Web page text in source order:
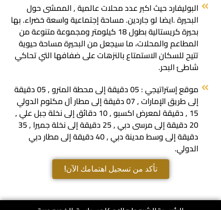
البوليفارد حيث اكبر عدد محلات عالمية , الممشى حول
البحيرة .ايضا لو جاردين. مساحة إجتماعية واسعة خضراء. بها
بحيرة كريستالية بطول 18 كيلومتر ومجموعة متنوعة من
المطاعم والمحلات، ما سيجعل من البحيرة مساحة حيوية
تتيح للسكان الاستمتاع بالنزهات على ضفافها التي تحاكي
شاطئ البحر.
موقع إستراتيجي : 05 دقيقة إلى محطة المترو , 05 دقيقة
إلى طريق الإمارات , 07 دقيقة إلى مطار آل مكتوم الدولي
15 , دقيقة لمعرض اكسبو , 10 دقائق إلى نخلة جبل علي ,
20 دقيقة إلى مرسى دبي , 25 دقيقة إلى نخلة جميرا , 35
دقيقة إلى وسط مدينة دبي , 40 دقيقة إلى مطار دبي
الدولي.
تأكد من تسجيل اهتمامك الآن!